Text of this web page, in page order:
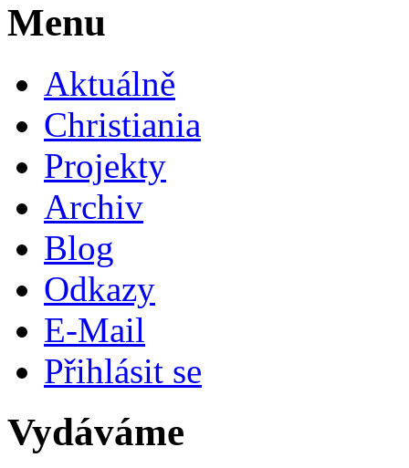
Menu
Aktuálně
Christiania
Projekty
Archiv
Blog
Odkazy
E-Mail
Přihlásit se
Vydáváme